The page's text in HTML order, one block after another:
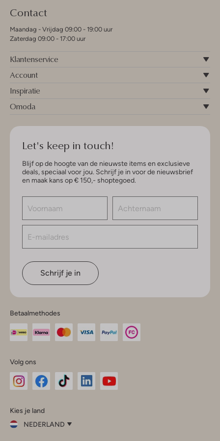
Contact
Maandag - Vrijdag 09:00 - 19:00 uur
Zaterdag 09:00 - 17:00 uur
Klantenservice
Account
Inspiratie
Omoda
Let's keep in touch!
Blijf op de hoogte van de nieuwste items en exclusieve
deals, speciaal voor jou. Schrijf je in voor de nieuwsbrief
en maak kans op € 150,- shoptegoed.
Schrijf je in
Betaalmethodes
Volg ons
InstagramFacebook
Kies je land
NEDERLAND